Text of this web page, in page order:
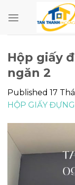
Hộp giấy
ngăn 2
Published 17
HỘP GIẤY